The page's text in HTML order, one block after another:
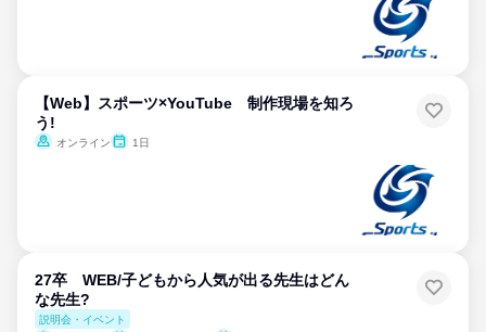
【Web】スポーツ×YouTube 制作現場を知ろ
う!
オンライン 1日
27卒 WEB/子どもから人気が出る先生はどん
な先生?
説明会・イベント